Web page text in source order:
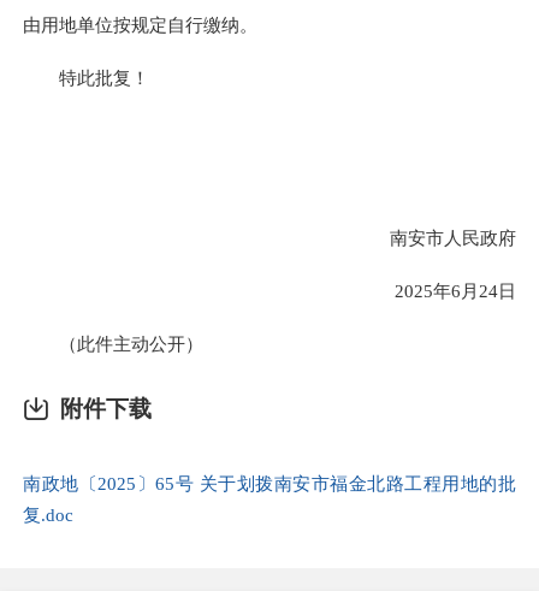
由用地单位按规定自行缴纳。
特此批复！
南安市人民政府
2025年6月24日
（此件主动公开）
附件下载
南政地〔2025〕65号 关于划拨南安市福金北路工程用地的批
复.doc